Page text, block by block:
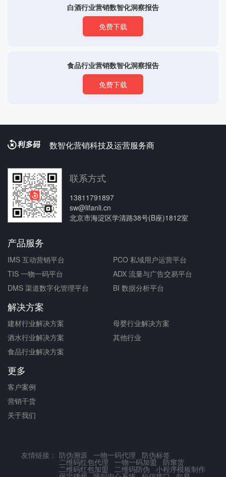
白酒行业营销数智化洞察报告
免费下载
食品行业营销数智化洞察报告
免费下载
数智化营销科技及运营服务商
联系方式
13811791897
sw@lifanli.cn
北京市海淀区学清路38号(B座)1812室
产品服务
IMS 互动营销平台
PCO 私域用户运营平台
TIS 一物一码平台
ADX 流量与广告交易平台
DMS 渠道数字化管理平台
BI 数据分析平台
解决方案
建材行业解决方案
母婴行业解决方案
酒水行业解决方案
其他行业
食品行业解决方案
更多
客户案例
营销干货
关于我们
友情链接： 防伪溯源 一物一码代理 防伪标签
二维码红包代理 一物一码加盟 防窜货
二维码红包加盟 二维码防伪 小程序模板制作